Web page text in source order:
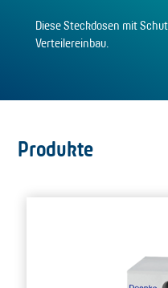
Diese Steckdosen mit
Verteilereinbau.
Produkte